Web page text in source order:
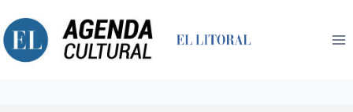
al
contenido